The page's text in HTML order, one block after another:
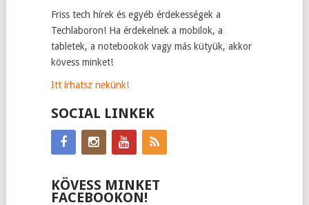
Friss tech hírek és egyéb érdekességek a
Techlaboron! Ha érdekelnek a mobilok, a
tabletek, a notebookok vagy más kütyük, akkor
kövess minket!
Itt írhatsz nekünk!
SOCIAL LINKEK
KÖVESS MINKET
FACEBOOKON!